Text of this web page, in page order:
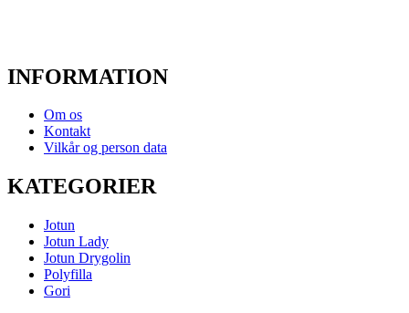
INFORMATION
Om os
Kontakt
Vilkår og person data
KATEGORIER
Jotun
Jotun Lady
Jotun Drygolin
Polyfilla
Gori